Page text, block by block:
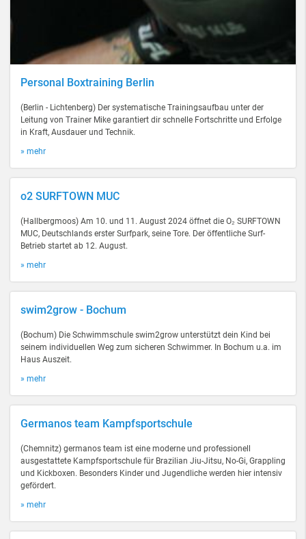
Personal Boxtraining Berlin
(Berlin - Lichtenberg) Der systematische Trainingsaufbau unter der
Leitung von Trainer Mike garantiert dir schnelle Fortschritte und Erfolge
in Kraft, Ausdauer und Technik.
» mehr
o2 SURFTOWN MUC
(Hallbergmoos) Am 10. und 11. August 2024 öffnet die O₂ SURFTOWN
MUC, Deutschlands erster Surfpark, seine Tore. Der öffentliche Surf-
Betrieb startet ab 12. August.
» mehr
swim2grow - Bochum
(Bochum) Die Schwimmschule swim2grow unterstützt dein Kind bei
seinem individuellen Weg zum sicheren Schwimmer. In Bochum u.a. im
Haus Auszeit.
» mehr
Germanos team Kampfsportschule
(Chemnitz) germanos team ist eine moderne und professionell
ausgestattete Kampfsportschule für Brazilian Jiu-Jitsu, No-Gi, Grappling
und Kickboxen. Besonders Kinder und Jugendliche werden hier intensiv
gefördert.
» mehr